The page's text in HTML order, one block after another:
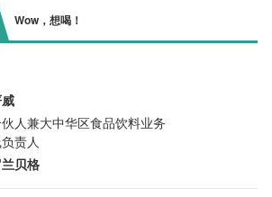
Wow，想喝！
人兼大中华区食品饮料业务
责人
贝格